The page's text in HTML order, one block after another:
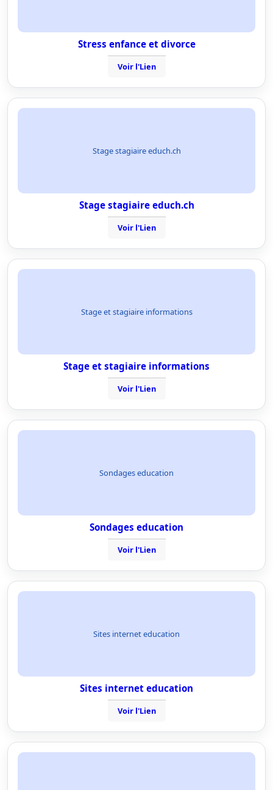
Stress enfance et divorce
Voir l'Lien
Stage stagiaire educh.ch
Stage stagiaire educh.ch
Voir l'Lien
Stage et stagiaire informations
Stage et stagiaire informations
Voir l'Lien
Sondages education
Sondages education
Voir l'Lien
Sites internet education
Sites internet education
Voir l'Lien